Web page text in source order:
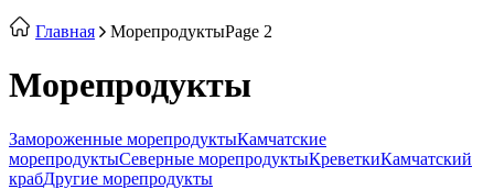
Главная МорепродуктыPage 2
Морепродукты
Замороженные морепродуктыКамчатские
морепродуктыСеверные морепродуктыКреветкиКамчатский
крабДругие морепродукты